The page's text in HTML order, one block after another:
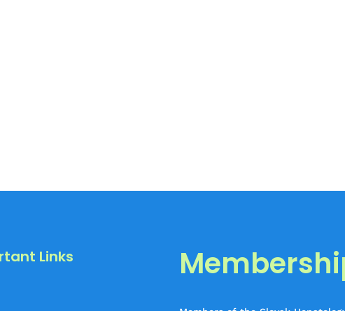
Links